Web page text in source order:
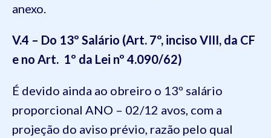
anexo.
V.4 – Do 13º Salário (Art. 7º, inciso VIII, da CF
e no Art. 1º da Lei nº 4.090/62)
É devido ainda ao obreiro o 13º salário
proporcional ANO – 02/12 avos, com a
projeção do aviso prévio, razão pelo qual